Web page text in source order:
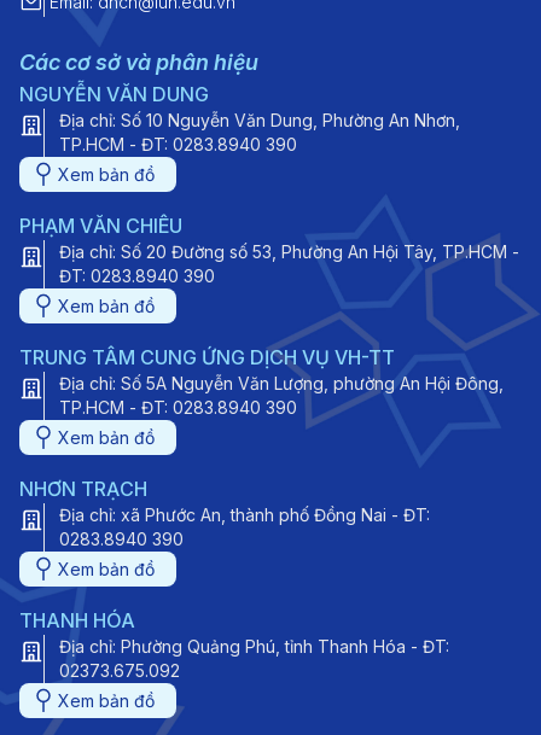
Các cơ sở và phân hiệu
NGUYỄN VĂN DUNG
Địa chỉ: Số 10 Nguyễn Văn Dung, Phường An Nhơn,
TP.HCM - ĐT: 0283.8940 390
Xem bản đồ
PHẠM VĂN CHIÊU
Địa chỉ: Số 20 Đường số 53, Phường An Hội Tây, TP.HCM -
ĐT: 0283.8940 390
Xem bản đồ
TRUNG TÂM CUNG ỨNG DỊCH VỤ VH-TT
Địa chỉ: Số 5A Nguyễn Văn Lượng, phường An Hội Đông,
TP.HCM - ĐT: 0283.8940 390
Xem bản đồ
NHƠN TRẠCH
Địa chỉ: xã Phước An, thành phố Đồng Nai - ĐT:
0283.8940 390
Xem bản đồ
THANH HÓA
Địa chỉ: Phường Quảng Phú, tỉnh Thanh Hóa - ĐT:
02373.675.092
Xem bản đồ